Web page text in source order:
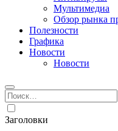
Мультимедиа
Обзор рынка
Полезности
Графика
Новости
Новости
Найти:
Заголовки